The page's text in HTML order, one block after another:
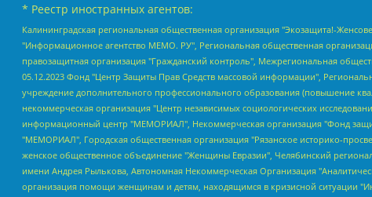
* Реестр иностранных агентов:
Калининградская региональная общественная организация "Экозащита!-Женсовет", Фонд содействия защите прав и свобод граждан "Общественный вердикт", Фонд "Институт Развития Свободы Информации", Частное учреждение "Информационное агентство МЕМО. РУ", Региональная общественная организация "Общественная комиссия по сохранению наследия академика Сахарова", Фонд поддержки свободы прессы, Санкт-Петербургская общественная правозащитная организация "Гражданский контроль", Межрегиональная общественная организация "Информационно-просветительский центр "Мемориал", Региональный Фонд "Центр Защиты Прав Средств Массовой Информации", с 05.12.2023 Фонд "Центр Защиты Прав Средств массовой информации", Региональная общественная благотворительная организация помощи беженцам и мигрантам "Гражданское содействие", Негосударственное образовательное учреждение дополнительного профессионального образования (повышение квалификации) специалистов "АКАДЕМИЯ ПО ПРАВАМ ЧЕЛОВЕКА", Свердловская региональная общественная организация "Сутяжник", Автономная некоммерческая организация "Центр независимых социологических исследований", Союз общественных объединений "Российский исследовательский центр по правам человека", Региональное общественное учреждение научно-информационный центр "МЕМОРИАЛ", Некоммерческая организация "Фонд защиты гласности", Автономная некоммерческая организация "Институт прав человека", Городская общественная организация "Екатеринбургское общество "МЕМОРИАЛ", Городская общественная организация "Рязанское историко-просветительское и правозащитное общество "Мемориал" (Рязанский Мемориал), Челябинский региональный орган общественной самодеятельности – женское общественное объединение "Женщины Евразии", Челябинский региональный орган общественной самодеятельности "Уральская правозащитная группа", Фонд содействия защите здоровья и социальной справедливости имени Андрея Рылькова, Автономная Некоммерческая Организация "Аналитический Центр Юрия Левады", Автономная некоммерческая организация социальной поддержки населения "Проект Апрель", Региональная общественная организация помощи женщинам и детям, находящимся в кризисной ситуации "Информационно-методический центр "Анна", Фонд содействия развитию массовых коммуникаций и правовому просвещению "Так-так-Так", Фонд содействия устойчивому развитию "Серебряная тайга", Свердловский региональный общественный фонд социальных проектов "Новое время", "Idel.Реалии", Кавказ.Реалии, Крым.Реалии, Телеканал Настоящее Время, Татаро-башкирская служба Радио Свобода (Azatliq Radiosi), Радио Свободная Европа/Радио Свобода (PCE/PC), "Сибирь.Реалии", "Фактограф", Благотворительный фонд помощи осужденным и их семьям, Автономная некоммерческая организация "Институт глобализации и социальных движений", Фонд "В защиту прав заключенных", Частное учреждение "Центр поддержки и содействия развитию средств массовой информации", Пензенский региональный общественный благотворительный фонд "Гражданский союз", "Север.Реалии", Некоммерческая организация Фонд "Правовая инициатива", Общество с ограниченной ответственностью "Радио Свободная Европа/Радио Свобода", Чешское информационное агентство "MEDIUM-ORIENT", Красноярская региональная общественная организация "Мы против СПИДа", Камалягин Денис Николаевич, Маркелов Сергей Евгеньевич, Пономарев Лев Александрович, Савицкая Людмила Алексеевна, Автономная некоммерческая организация "Центр по работе с проблемой насилия "НАСИЛИЮ.НЕТ",